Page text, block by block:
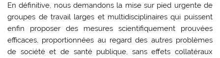
En définitive, nous demandons la mise sur pied urgente de
groupes de travail larges et multidisciplinaires qui puissent
enfin proposer des mesures scientifiquement prouvées
efficaces, proportionnées au regard des autres problèmes
de société et de santé publique, sans effets collatéraux